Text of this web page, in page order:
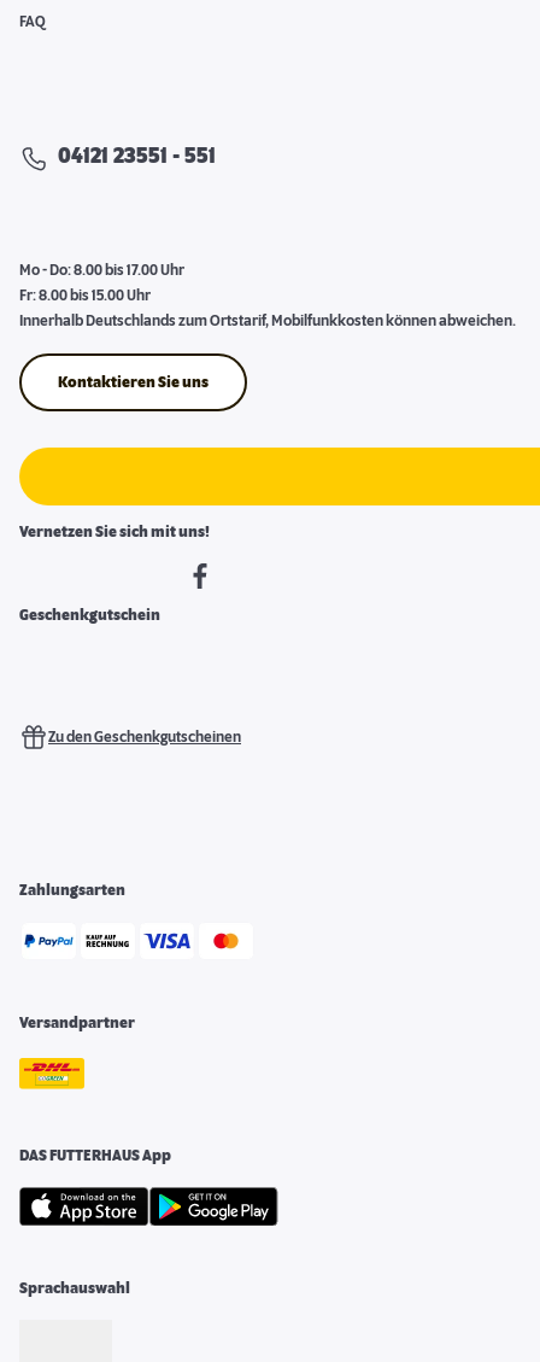
FAQ
04121 23551 - 551
Mo - Do: 8.00 bis 17.00 Uhr
Fr: 8.00 bis 15.00 Uhr
Innerhalb Deutschlands zum Ortstarif, Mobilfunkkosten können abweichen.
Kontaktieren Sie uns
Vernetzen Sie sich mit uns!
Geschenkgutschein
Zu den Geschenkgutscheinen
Zahlungsarten
Versandpartner
DAS FUTTERHAUS App
Sprachauswahl